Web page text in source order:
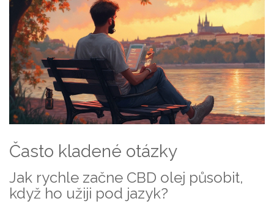
Často kladené otázky
Jak rychle začne CBD olej působit,
když ho užiji pod jazyk?